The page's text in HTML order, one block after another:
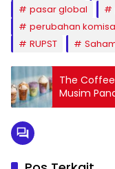
pasar global
perubahan
RUPST
The
Musim
Baru dan